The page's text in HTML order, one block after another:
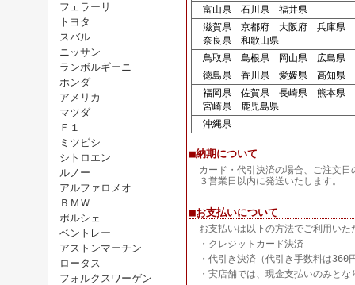
フェラーリ
トヨタ
スバル
ニッサン
ランボルギーニ
ホンダ
アメリカ
マツダ
Ｆ１
ミツビシ
シトロエン
ルノー
アルファロメオ
ＢＭＷ
ポルシェ
ベントレー
アストンマーチン
ロータス
フォルクスワーゲン
富山県 石川県 福井県
滋賀県 京都府 大阪府 兵庫県
奈良県 和歌山県
鳥取県 島根県 岡山県 広島県
徳島県 香川県 愛媛県 高知県
福岡県 佐賀県 長崎県 熊本県
宮崎県 鹿児島県
沖縄県
■納期について
カード・代引決済の場合、ご注文日
３営業日以内に発送いたします。
■お支払いについて
お支払いは以下の方法でご利用いた
・クレジットカード決済
・代引き決済（代引き手数料は360
・実店舗では、現金支払いのみとな